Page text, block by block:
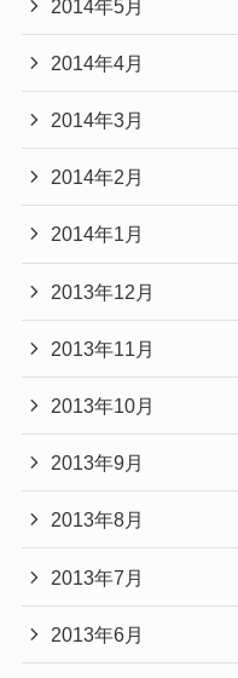
2014年5月
2014年4月
2014年3月
2014年2月
2014年1月
2013年12月
2013年11月
2013年10月
2013年9月
2013年8月
2013年7月
2013年6月